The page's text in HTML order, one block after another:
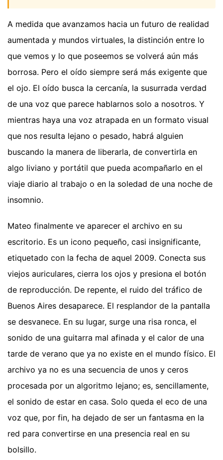
A medida que avanzamos hacia un futuro de realidad
aumentada y mundos virtuales, la distinción entre lo
que vemos y lo que poseemos se volverá aún más
borrosa. Pero el oído siempre será más exigente que
el ojo. El oído busca la cercanía, la susurrada verdad
de una voz que parece hablarnos solo a nosotros. Y
mientras haya una voz atrapada en un formato visual
que nos resulta lejano o pesado, habrá alguien
buscando la manera de liberarla, de convertirla en
algo liviano y portátil que pueda acompañarlo en el
viaje diario al trabajo o en la soledad de una noche de
insomnio.
Mateo finalmente ve aparecer el archivo en su
escritorio. Es un icono pequeño, casi insignificante,
etiquetado con la fecha de aquel 2009. Conecta sus
viejos auriculares, cierra los ojos y presiona el botón
de reproducción. De repente, el ruido del tráfico de
Buenos Aires desaparece. El resplandor de la pantalla
se desvanece. En su lugar, surge una risa ronca, el
sonido de una guitarra mal afinada y el calor de una
tarde de verano que ya no existe en el mundo físico. El
archivo ya no es una secuencia de unos y ceros
procesada por un algoritmo lejano; es, sencillamente,
el sonido de estar en casa. Solo queda el eco de una
voz que, por fin, ha dejado de ser un fantasma en la
red para convertirse en una presencia real en su
bolsillo.